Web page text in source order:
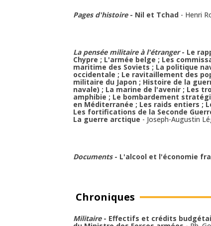
Pages d'histoire - Nil et Tchad - Henri
La pensée militaire à l'étranger- Le
Chypre ; L'armée belge ; Les
maritime des Soviets ; La politique
occidentale ; Le ravitaillement des
militaire du Japon ; Histoire de la
navale) ; La marine de l'avenir ; Les
amphibie ; Le bombardement
en Méditerranée ; Les raids entiers ;
Les fortifications de la Seconde
La guerre arctique - Joseph-Augustin
Documents- L'alcool et l'économie
Chroniques
Militaire - Effectifs et crédits